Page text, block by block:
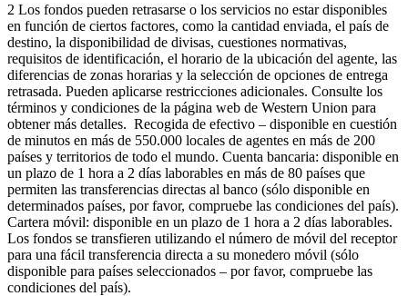
2 Los fondos pueden retrasarse o los servicios no estar disponibles
en función de ciertos factores, como la cantidad enviada, el país de
destino, la disponibilidad de divisas, cuestiones normativas,
requisitos de identificación, el horario de la ubicación del agente, las
diferencias de zonas horarias y la selección de opciones de entrega
retrasada. Pueden aplicarse restricciones adicionales. Consulte los
términos y condiciones de la página web de Western Union para
obtener más detalles. Recogida de efectivo – disponible en cuestión
de minutos en más de 550.000 locales de agentes en más de 200
países y territorios de todo el mundo. Cuenta bancaria: disponible en
un plazo de 1 hora a 2 días laborables en más de 80 países que
permiten las transferencias directas al banco (sólo disponible en
determinados países, por favor, compruebe las condiciones del país).
Cartera móvil: disponible en un plazo de 1 hora a 2 días laborables.
Los fondos se transfieren utilizando el número de móvil del receptor
para una fácil transferencia directa a su monedero móvil (sólo
disponible para países seleccionados – por favor, compruebe las
condiciones del país).